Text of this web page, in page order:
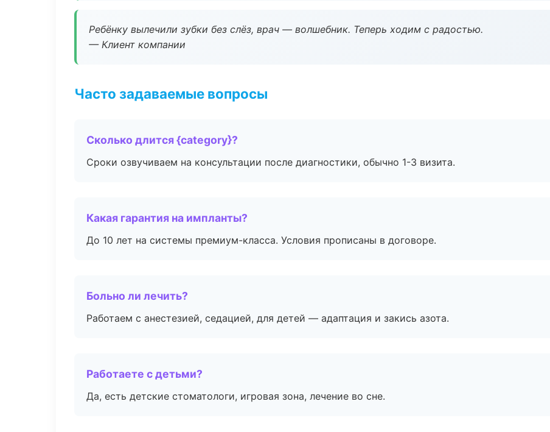
Ребёнку вылечили зубки без слёз, врач — волшебник. Теперь ходим с радостью.
— Клиент компании
Часто задаваемые вопросы
Сколько длится {category}?
Сроки озвучиваем на консультации после диагностики, обычно 1-3 визита.
Какая гарантия на импланты?
До 10 лет на системы премиум-класса. Условия прописаны в договоре.
Больно ли лечить?
Работаем с анестезией, седацией, для детей — адаптация и закись азота.
Работаете с детьми?
Да, есть детские стоматологи, игровая зона, лечение во сне.